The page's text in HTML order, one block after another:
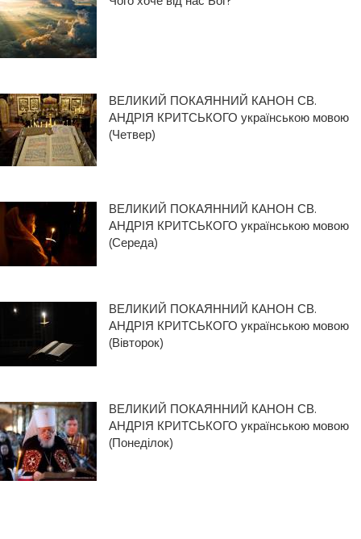
ВЕЛИКИЙ ПОКАЯННИЙ КАНОН СВ.
АНДРІЯ КРИТСЬКОГО українською мовою
(Четвер)
ВЕЛИКИЙ ПОКАЯННИЙ КАНОН СВ.
АНДРІЯ КРИТСЬКОГО українською мовою
(Середа)
ВЕЛИКИЙ ПОКАЯННИЙ КАНОН СВ.
АНДРІЯ КРИТСЬКОГО українською мовою
(Вівторок)
ВЕЛИКИЙ ПОКАЯННИЙ КАНОН СВ.
АНДРІЯ КРИТСЬКОГО українською мовою
(Понеділок)